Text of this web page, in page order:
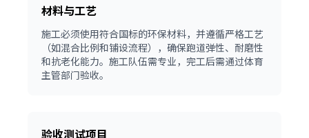
材料与工艺
施工必须使用符合国标的环保材料，并遵循严格工艺
（如混合比例和铺设流程），确保跑道弹性、耐磨性
和抗老化能力。施工队伍需专业，完工后需通过体育
主管部门验收。
验收测试项目